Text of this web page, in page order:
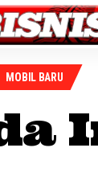
MOBIL BARU